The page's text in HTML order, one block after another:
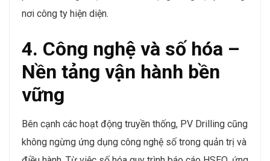
nơi công ty hiện diện.
4. Công nghệ và số hóa –
Nền tảng vận hành bền
vững
Bên cạnh các hoạt động truyền thống, PV Drilling cũng
không ngừng ứng dụng công nghệ số trong quản trị và